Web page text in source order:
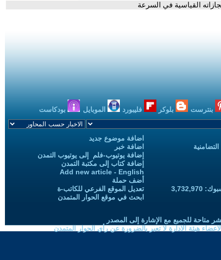
القياسية في السرعة
بنترست بلوكر فليبورد الموبايل بودكاست
اضافة موضوع جديد
اضافة خبر
إضافة يوتيوب-فلم إلى يوتيوب التمدن
إضافة كتاب إلى مكتبة التمدن
Add new article - English
أضف حملة
تعديل الموقع الفرعي للكاتب-ة
ابحث في موقع الحوار المتمدن
متاحة للجميع مع الإشارة إلى المصدر
هيئة الادارة لا تعبر بالضرورة عن رأي الحوار المتمدن